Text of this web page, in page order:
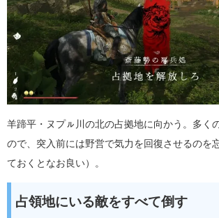
羊蹄平・ヌプㇽ川の北の占拠地に向かう。多く
ので、突入前には野営で気力を回復させるのを
ておくとなお良い）。
占領地にいる敵をすべて倒す